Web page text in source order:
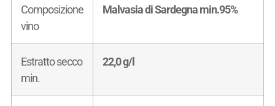
Composizione
vino
Malvasia di Sardegna min.95%
Estratto secco
min.
22,0 g/l